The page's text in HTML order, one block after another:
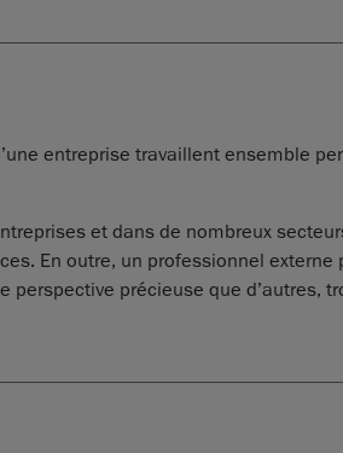
entreprise travaillent ensemble
et dans de nombreux
En outre, un professionnel
précieuse que d’autres,